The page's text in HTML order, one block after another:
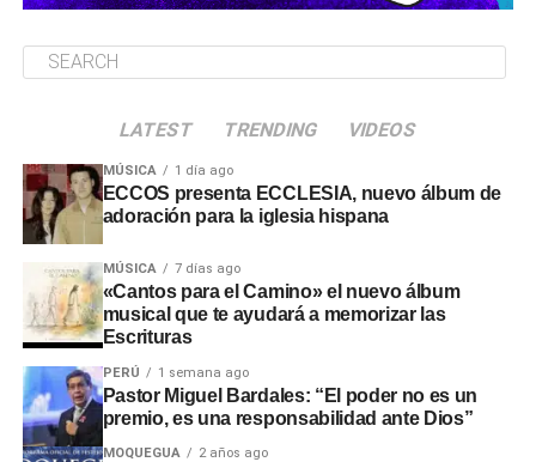
LATEST TRENDING VIDEOS
MÚSICA 1 día ago
ECCOS presenta ECCLESIA, nuevo álbum de
adoración para la iglesia hispana
MÚSICA 7 días ago
«Cantos para el Camino» el nuevo álbum
musical que te ayudará a memorizar las
Escrituras
PERÚ 1 semana ago
Pastor Miguel Bardales: “El poder no es un
premio, es una responsabilidad ante Dios”
MOQUEGUA 2 años ago